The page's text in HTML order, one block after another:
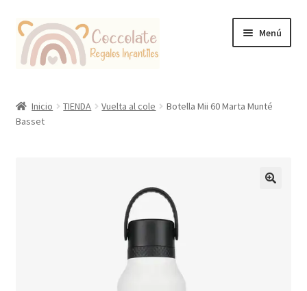
Ir
la
Ir
contenido
Menú
Coccolate Puericultura y Juguetería Educativa
Inicio TIENDA Vuelta al cole
Botella Mii 60 Marta Munté
Basset